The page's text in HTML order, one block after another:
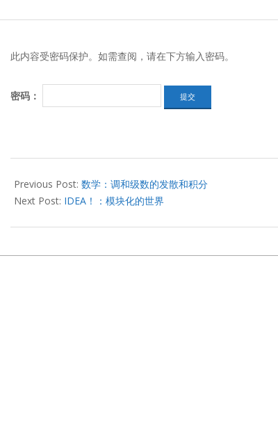
此内容受密码保护。如需查阅，请在下方输入密码。
密码：
12-
07
Previous Post: 数学：调和级数的发散和积分
Next Post: IDEA！：模块化的世界